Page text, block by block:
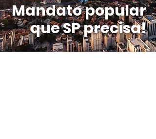
Mandato popular
que SP precisa!